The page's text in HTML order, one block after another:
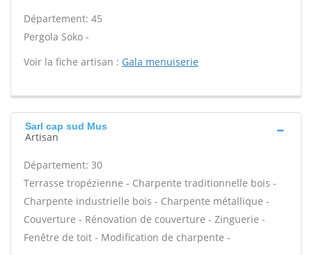
Département: 45
Pergola Soko -
Voir la fiche artisan : Gala menuiserie
Sarl cap sud Mus
Artisan
Département: 30
Terrasse tropézienne - Charpente traditionnelle bois -
Charpente industrielle bois - Charpente métallique -
Couverture - Rénovation de couverture - Zinguerie -
Fenêtre de toit - Modification de charpente -